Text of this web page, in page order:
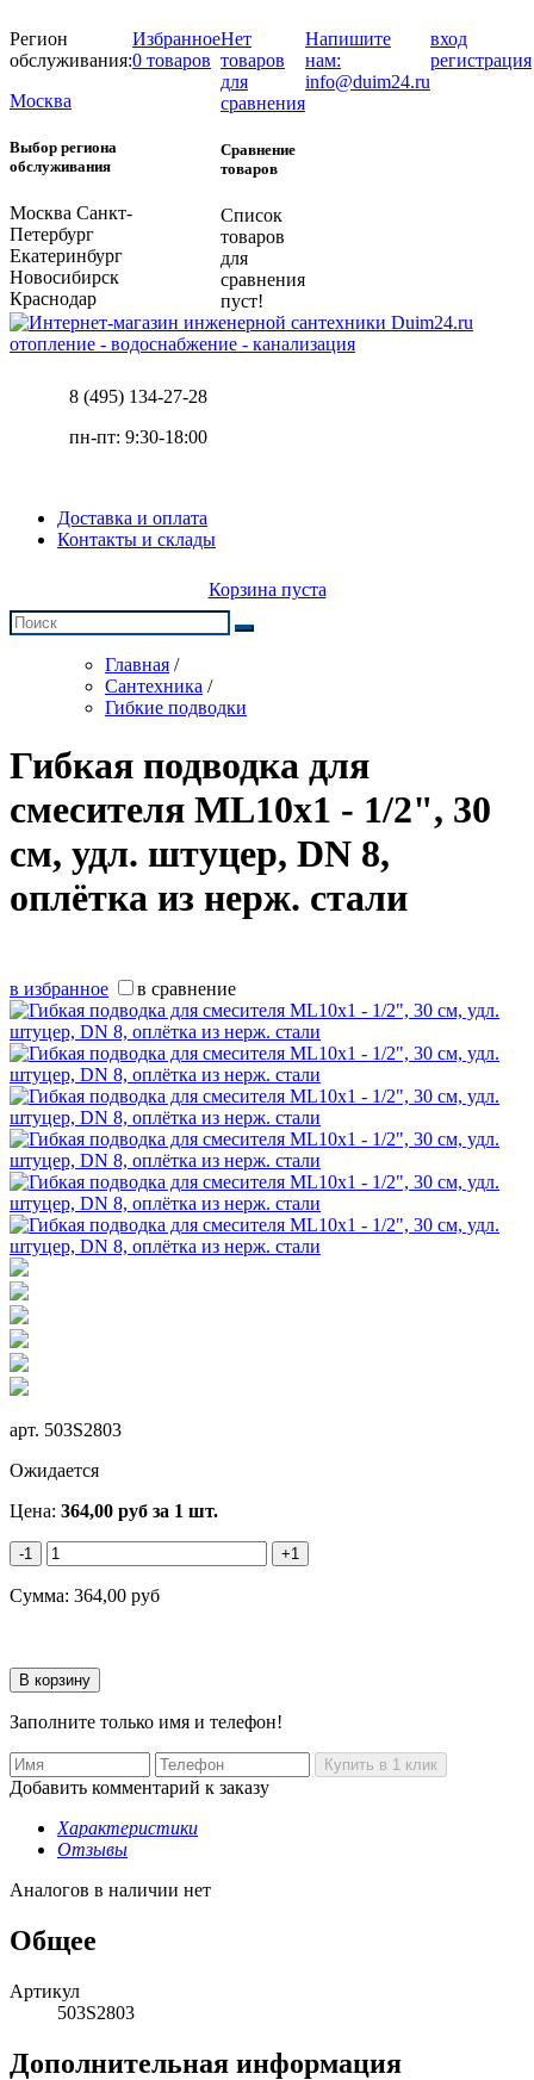
Регион
обслуживания:
Москва
Выбор региона
обслуживания
Москва Санкт-
Петербург
Екатеринбург
Новосибирск
Краснодар
Избранное
0 товаров
Нет
товаров
для
сравнения
Сравнение
товаров
Список
товаров
для
сравнения
пуст!
Напишите
нам:
info@duim24.ru
вход
регистрация
отопление - водоснабжение - канализация
8 (495) 134-27-28
пн-пт: 9:30-18:00
Доставка и оплата
Контакты и склады
Корзина пуста
Главная /
Сантехника /
Гибкие подводки
Гибкая подводка для
смесителя МL10х1 - 1/2", 30
см, удл. штуцер, DN 8,
оплётка из нерж. стали
в избранное в сравнение
арт. 503S2803
Ожидается
Цена: 364,00 руб за 1 шт.
-1 +1
Сумма: 364,00 руб
Заполните только имя и телефон!
Добавить комментарий к заказу
Характеристики
Отзывы
Аналогов в наличии нет
Общее
Артикул
503S2803
Дополнительная информация